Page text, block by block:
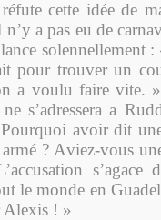
cette idée de
a pas eu de
solennellement :
pour trouver un
a voulu faire vite. »
s’adressera a
avoir dit
? Aviez-vous
s’agace
le monde en
Alexis ! »